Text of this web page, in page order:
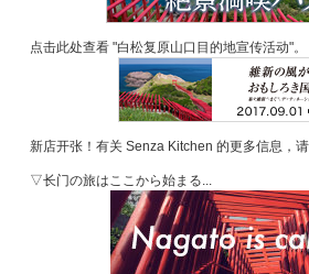
点击此处查看 "白松复原山口目的地宣传活动"。
新店开张！有关 Senza Kitchen 的更多信息，请
▽长门の旅はここから始まる...